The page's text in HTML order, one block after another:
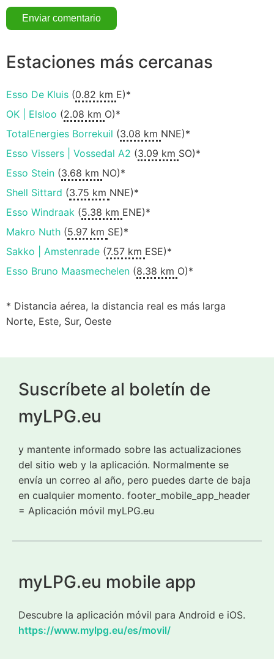
Estaciones más cercanas
Esso De Kluis (0.82 km E)*
OK | Elsloo (2.08 km O)*
TotalEnergies Borrekuil (3.08 km NNE)*
Esso Vissers | Vossedal A2 (3.09 km SO)*
Esso Stein (3.68 km NO)*
Shell Sittard (3.75 km NNE)*
Esso Windraak (5.38 km ENE)*
Makro Nuth (5.97 km SE)*
Sakko | Amstenrade (7.57 km ESE)*
Esso Bruno Maasmechelen (8.38 km O)*
* Distancia aérea, la distancia real es más larga
Norte, Este, Sur, Oeste
Suscríbete al boletín de
myLPG.eu
y mantente informado sobre las actualizaciones
del sitio web y la aplicación. Normalmente se
envía un correo al año, pero puedes darte de baja
en cualquier momento. footer_mobile_app_header
= Aplicación móvil myLPG.eu
myLPG.eu mobile app
Descubre la aplicación móvil para Android e iOS.
https://www.mylpg.eu/es/movil/